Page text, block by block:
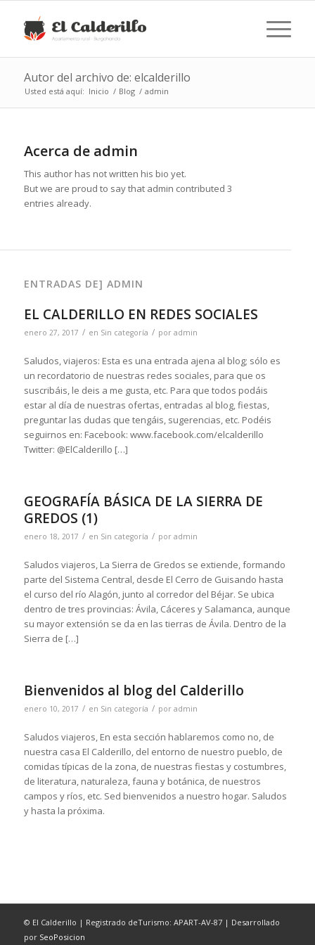
Autor del archivo de: elcalderillo
Usted está aquí: Inicio / Blog / admin
Acerca de admin
This author has not written his bio yet.
But we are proud to say that admin contributed 3
entries already.
ENTRADAS DE] ADMIN
EL CALDERILLO EN REDES SOCIALES
enero 27, 2017 / en Sin categoría / por admin
Saludos, viajeros: Esta es una entrada ajena al blog; sólo es
un recordatorio de nuestras redes sociales, para que os
suscribáis, le deis a me gusta, etc. Para que todos podáis
estar al día de nuestras ofertas, entradas al blog, fiestas,
preguntar las dudas que tengáis, sugerencias, etc. Podéis
seguirnos en: Facebook: www.facebook.com/elcalderillo
Twitter: @ElCalderillo […]
GEOGRAFÍA BÁSICA DE LA SIERRA DE
GREDOS (1)
enero 18, 2017 / en Sin categoría / por admin
Saludos viajeros, La Sierra de Gredos se extiende, formando
parte del Sistema Central, desde El Cerro de Guisando hasta
el curso del río Alagón, junto al corredor del Béjar. Se ubica
dentro de tres provincias: Ávila, Cáceres y Salamanca, aunque
su mayor extensión se da en las tierras de Ávila. Dentro de la
Sierra de […]
Bienvenidos al blog del Calderillo
enero 10, 2017 / en Sin categoría / por admin
Saludos viajeros, En esta sección hablaremos como no, de
nuestra casa El Calderillo, del entorno de nuestro pueblo, de
comidas típicas de la zona, de nuestras fiestas y costumbres,
de literatura, naturaleza, fauna y botánica, de nuestros
campos y ríos, etc. Sed bienvenidos a nuestro hogar. Saludos
y hasta la próxima.
© El Calderillo | Registrado deTurismo: APART-AV-87 | Desarrollado
por SeoPosicion